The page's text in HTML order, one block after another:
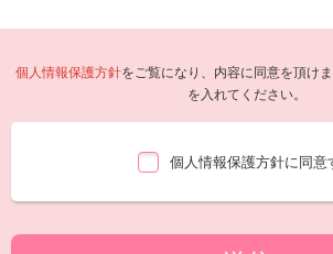
個人情報保護方針をご覧になり、内容に同意を頂け
を入れてください。
個人情報保護方針に同意